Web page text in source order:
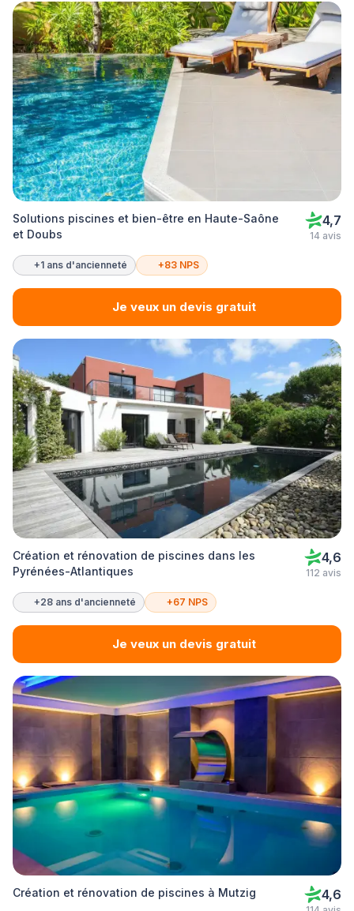
Solutions piscines et bien-être en Haute-Saône
et Doubs
4,7
14 avis
+1 ans d'ancienneté +83 NPS
Je veux un devis gratuit
Création et rénovation de piscines dans les
Pyrénées-Atlantiques
4,6
112 avis
+28 ans d'ancienneté +67 NPS
Je veux un devis gratuit
Création et rénovation de piscines à Mutzig 4,6